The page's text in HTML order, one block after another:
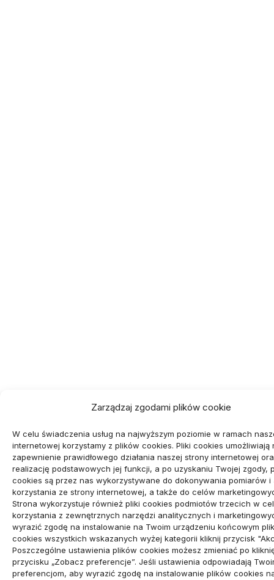
Zarządzaj zgodami plików cookie
W celu świadczenia usług na najwyższym poziomie w ramach
internetowej korzystamy z plików cookies. Pliki cookies umożliwiają
zapewnienie prawidłowego działania naszej strony internetowej
realizację podstawowych jej funkcji, a po uzyskaniu Twojej zgody,
cookies są przez nas wykorzystywane do dokonywania pomiarów i
korzystania ze strony internetowej, a także do celów
Strona wykorzystuje również pliki cookies podmiotów trzecich w
korzystania z zewnętrznych narzędzi analitycznych i
wyrazić zgodę na instalowanie na Twoim urządzeniu końcowym
cookies wszystkich wskazanych wyżej kategorii kliknij przycisk
Poszczególne ustawienia plików cookies możesz zmieniać po
przycisku „Zobacz preferencje”. Jeśli ustawienia odpowiadają
preferencjom, aby wyrazić zgodę na instalowanie plików cookies